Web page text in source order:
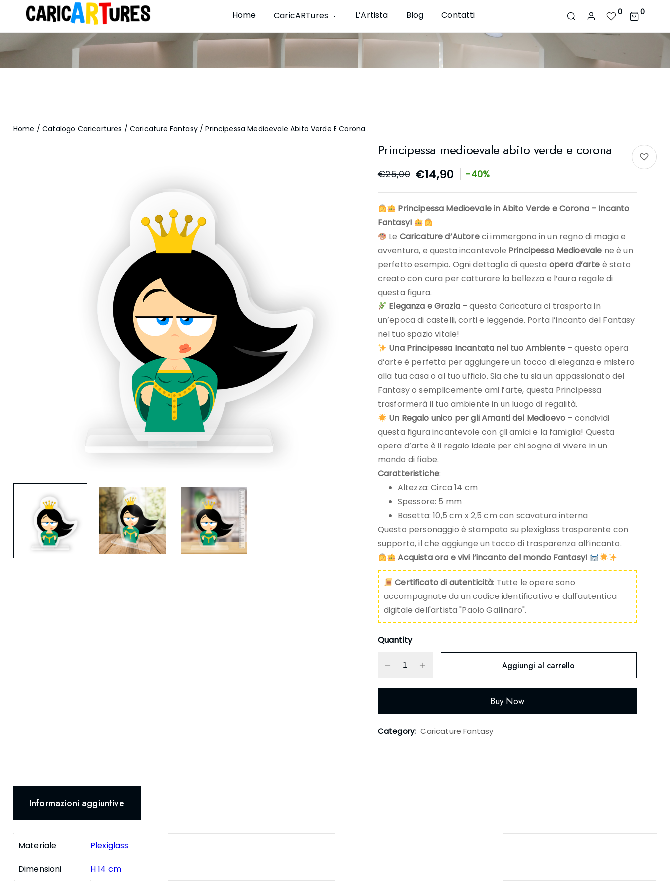
Home CaricARTures L’Artista Blog Contatti 0 0
Home /Catalogo Caricartures / Caricature Fantasy/ Principessa Medioevale Abito Verde E Corona
Principessa medioevale abito verde e corona
€25,00 €14,90 -40%
Principessa Medioevale in Abito Verde e Corona – Incanto
Fantasy!
Le Caricature d’Autoreci immergono in un regno di magia e
avventura, e questa incantevole Principessa Medioevale ne è un
perfetto esempio. Ogni dettaglio di questa opera d’arte è stato
creato con cura per catturare la bellezza e l’aura regale di
questa figura.
Eleganza e Grazia– questa Caricatura ci trasporta in
un’epoca di castelli, corti e leggende. Porta l’incanto del Fantasy
nel tuo spazio vitale!
Una Principessa Incantata nel tuo Ambiente– questa opera
d’arte è perfetta per aggiungere un tocco di eleganza e mistero
alla tua casa o al tuo ufficio. Sia che tu sia un appassionato del
Fantasy o semplicemente ami l’arte, questa Principessa
trasformerà il tuo ambiente in un luogo di regalità.
Un Regalo unico per gli Amanti del Medioevo – condividi
questa figura incantevole con gli amici e la famiglia! Questa
opera d’arte è il regalo ideale per chi sogna di vivere in un
mondo di fiabe.
Caratteristiche:
Altezza: Circa 14 cm
Spessore: 5 mm
Basetta: 10,5 cm x 2,5 cm con scavatura interna
Questo personaggio è stampato su plexiglass trasparente con
supporto, il che aggiunge un tocco di trasparenza all’incanto.
Acquista ora e vivi l’incanto del mondo Fantasy!
Certificato di autenticità: Tutte le opere sono
accompagnate da un codice identificativo e dall'autentica
digitale dell'artista "Paolo Gallinaro".
Quantity
Aggiungi al carrello
Buy Now
Category: Caricature Fantasy
Informazioni aggiuntive
Materiale Plexiglass
Dimensioni H 14 cm